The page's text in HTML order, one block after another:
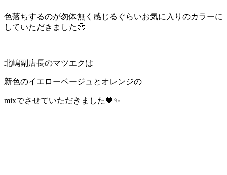
色落ちするのが勿体無く感じるぐらいお気に入りのカラーに
していただきました🥹
北嶋副店長のマツエクは
新色のイエローベージュとオレンジの
mixでさせていただきました🧡✨